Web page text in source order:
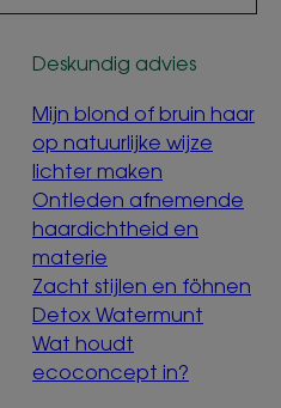
Deskundig advies
Mijn blond of bruin haar
op natuurlijke wijze
lichter maken
Ontleden afnemende
haardichtheid en
materie
Zacht stijlen en föhnen
Detox Watermunt
Wat houdt
ecoconcept in?